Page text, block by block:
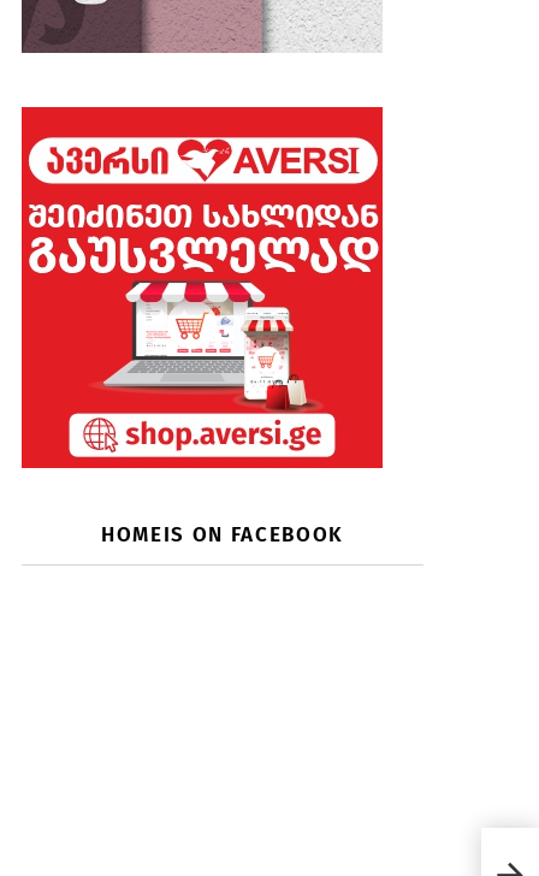
HOMEIS ON FACEBOOK